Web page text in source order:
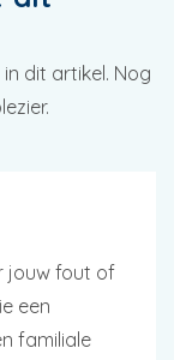
dit artikel. Nog
jouw fout of
een
familiale